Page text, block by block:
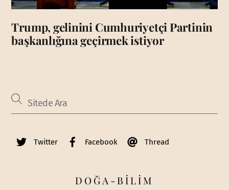
Trump, gelinini Cumhuriyetçi Partinin
başkanlığına geçirmek istiyor
Twitter Facebook Thread
DOĞA-BİLİM